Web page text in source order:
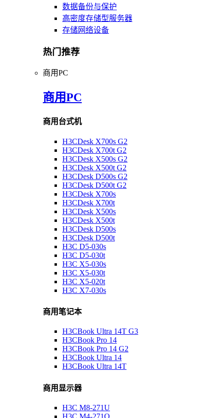
数据备份与保护
高密度存储型服务器
存储网络设备
热门推荐
商用PC
商用PC
商用台式机
H3CDesk X700s G2
H3CDesk X700t G2
H3CDesk X500s G2
H3CDesk X500t G2
H3CDesk D500s G2
H3CDesk D500t G2
H3CDesk X700s
H3CDesk X700t
H3CDesk X500s
H3CDesk X500t
H3CDesk D500s
H3CDesk D500t
H3C D5-030s
H3C D5-030t
H3C X5-030s
H3C X5-030t
H3C X5-020t
H3C X7-030s
商用笔记本
H3CBook Ultra 14T G3
H3CBook Pro 14
H3CBook Pro 14 G2
H3CBook Ultra 14
H3CBook Ultra 14T
商用显示器
H3C M8-271U
H3C M4-271Q